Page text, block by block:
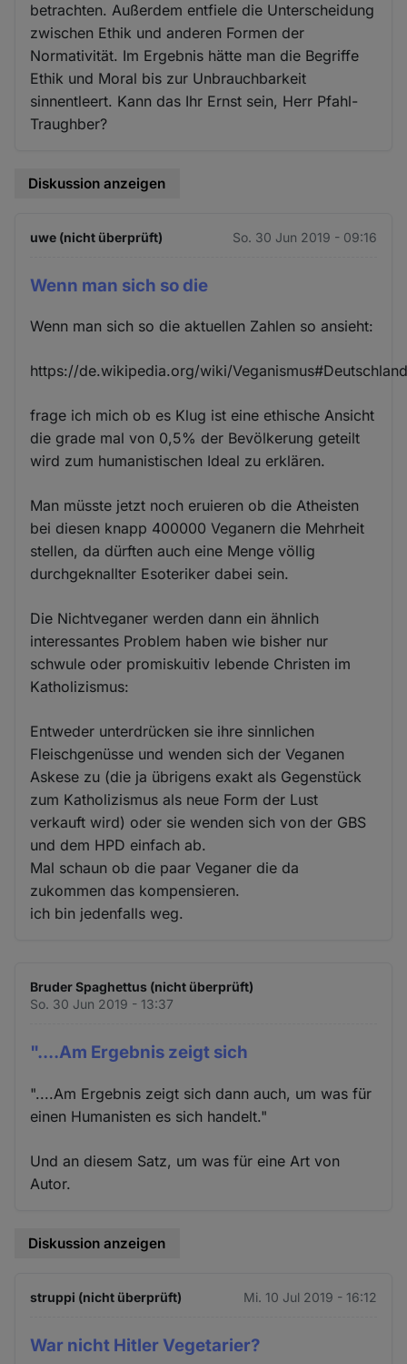
betrachten. Außerdem entfiele die Unterscheidung
zwischen Ethik und anderen Formen der
Normativität. Im Ergebnis hätte man die Begriffe
Ethik und Moral bis zur Unbrauchbarkeit
sinnentleert. Kann das Ihr Ernst sein, Herr Pfahl-
Traughber?
Diskussion anzeigen
uwe (nicht überprüft) So. 30 Jun 2019 - 09:16
Wenn man sich so die
Wenn man sich so die aktuellen Zahlen so ansieht:
https://de.wikipedia.org/wiki/
frage ich mich ob es Klug ist eine ethische Ansicht
die grade mal von 0,5% der Bevölkerung geteilt
wird zum humanistischen Ideal zu erklären.
Man müsste jetzt noch eruieren ob die Atheisten
bei diesen knapp 400000 Veganern die Mehrheit
stellen, da dürften auch eine Menge völlig
durchgeknallter Esoteriker dabei sein.
Die Nichtveganer werden dann ein ähnlich
interessantes Problem haben wie bisher nur
schwule oder promiskuitiv lebende Christen im
Katholizismus:
Entweder unterdrücken sie ihre sinnlichen
Fleischgenüsse und wenden sich der Veganen
Askese zu (die ja übrigens exakt als Gegenstück
zum Katholizismus als neue Form der Lust
verkauft wird) oder sie wenden sich von der GBS
und dem HPD einfach ab.
Mal schaun ob die paar Veganer die da
zukommen das kompensieren.
ich bin jedenfalls weg.
Bruder Spaghettus (nicht überprüft)
So. 30 Jun 2019 - 13:37
"....Am Ergebnis zeigt sich
"....Am Ergebnis zeigt sich dann auch, um was für
einen Humanisten es sich handelt."
Und an diesem Satz, um was für eine Art von
Autor.
Diskussion anzeigen
struppi (nicht überprüft) Mi. 10 Jul 2019 - 16:12
War nicht Hitler Vegetarier?